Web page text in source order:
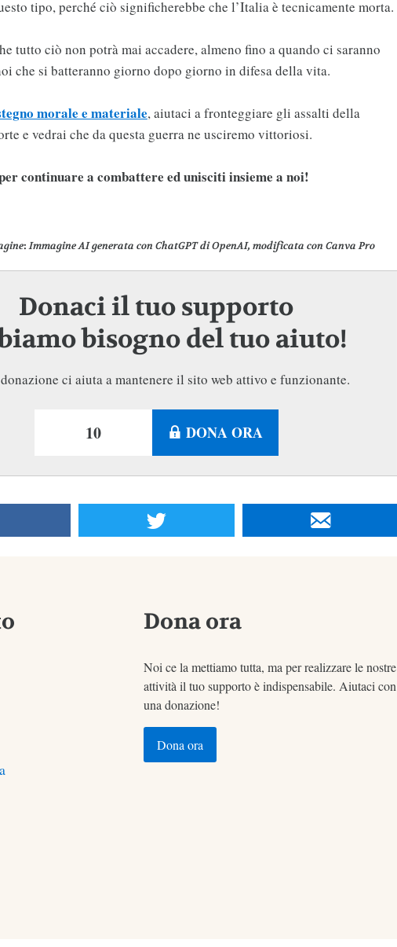
tipo, perché ciò significherebbe che l’Italia è tecnicamente morta.
tutto ciò non potrà mai accadere, almeno fino a quando ci saranno
che si batteranno giorno dopo giorno in difesa della vita.
morale e materiale,aiutaci a fronteggiare gli assalti della
e vedrai che da questa guerra ne usciremo vittoriosi.
continuare a combattere ed unisciti insieme a noi!
:Immagine AI generata con ChatGPT di OpenAI, modificata con Canva Pro
Donaci il tuo supporto
bisogno del tuo aiuto!
ci aiuta a mantenere il sito web attivo e funzionante.
DONA ORA
Dona ora
Noi ce la mettiamo tutta, ma per realizzare le nostre
attività il tuo supporto è indispensabile. Aiutaci con
una donazione!
Dona ora